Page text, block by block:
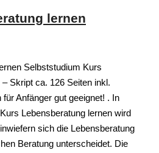
lernen
Selbststudium Kurs
Skript ca. 126 Seiten inkl.
Anfänger gut geeignet! . In
Lebensberatung lernen wird
sich die Lebensberatung
Beratung unterscheidet. Die